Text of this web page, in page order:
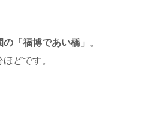
「福博であい橋」 。
どです。